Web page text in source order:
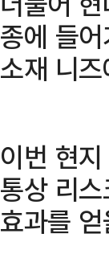
종에 들
소재 니
이번 현
통상 리
효과를